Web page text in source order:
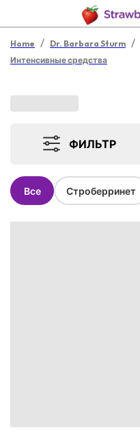
Home / Dr. Barbara Sturm /
Интенсивные средства
ФИЛЬТР
Все Строберринет